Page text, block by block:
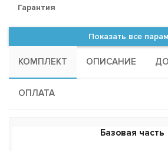
Гарантия
Показать все
КОМПЛЕКТ ОПИСАНИЕ
ОПЛАТА
Базовая часть